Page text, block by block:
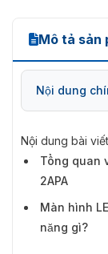
Mô tả sản
Nội dung
Nội dung bài viết
Tổng quan
2APA
Màn hình
năng gì?